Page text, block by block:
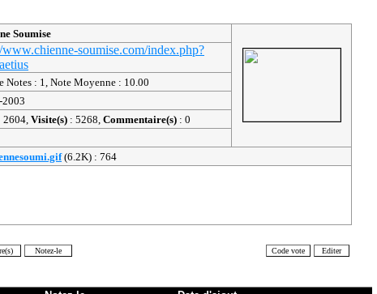
Soumise
soumise.com/index.php?
Notes : 1, Note Moyenne : 10.00
Visite(s) : 5268, Commentaire(s) : 0
(6.2K) : 764